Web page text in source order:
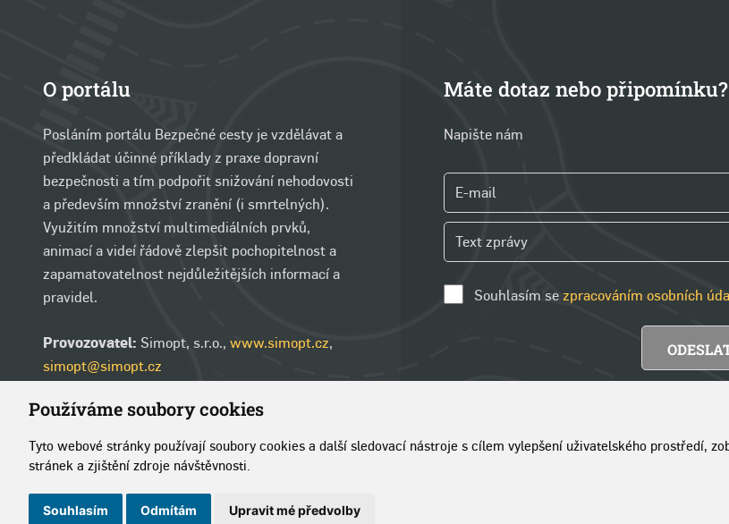
Používáme soubory cookies
Tyto webové stránky používají soubory cookies a další sledovací nástroje s cílem vylepšení uživatelského prostředí,
stránek a zjištění zdroje návštěvnosti.
Souhlasím Odmítám Upravit mé předvolby
O portálu
Posláním portálu Bezpečné cesty je vzdělávat a
předkládat účinné příklady z praxe dopravní
bezpečnosti a tím podpořit snižování nehodovosti
a především množství zranění (i smrtelných).
Využitím množství multimediálních prvků,
animací a videí řádově zlepšit pochopitelnost a
zapamatovatelnost nejdůležitějších informací a
pravidel.
Provozovatel: Simopt, s.r.o., www.simopt.cz,
simopt@simopt.cz
Máte dotaz nebo připomínku?
Napište nám
Souhlasím se zpracováním osobních
Copyright © 2014–2026 Simopt, s.r.o.